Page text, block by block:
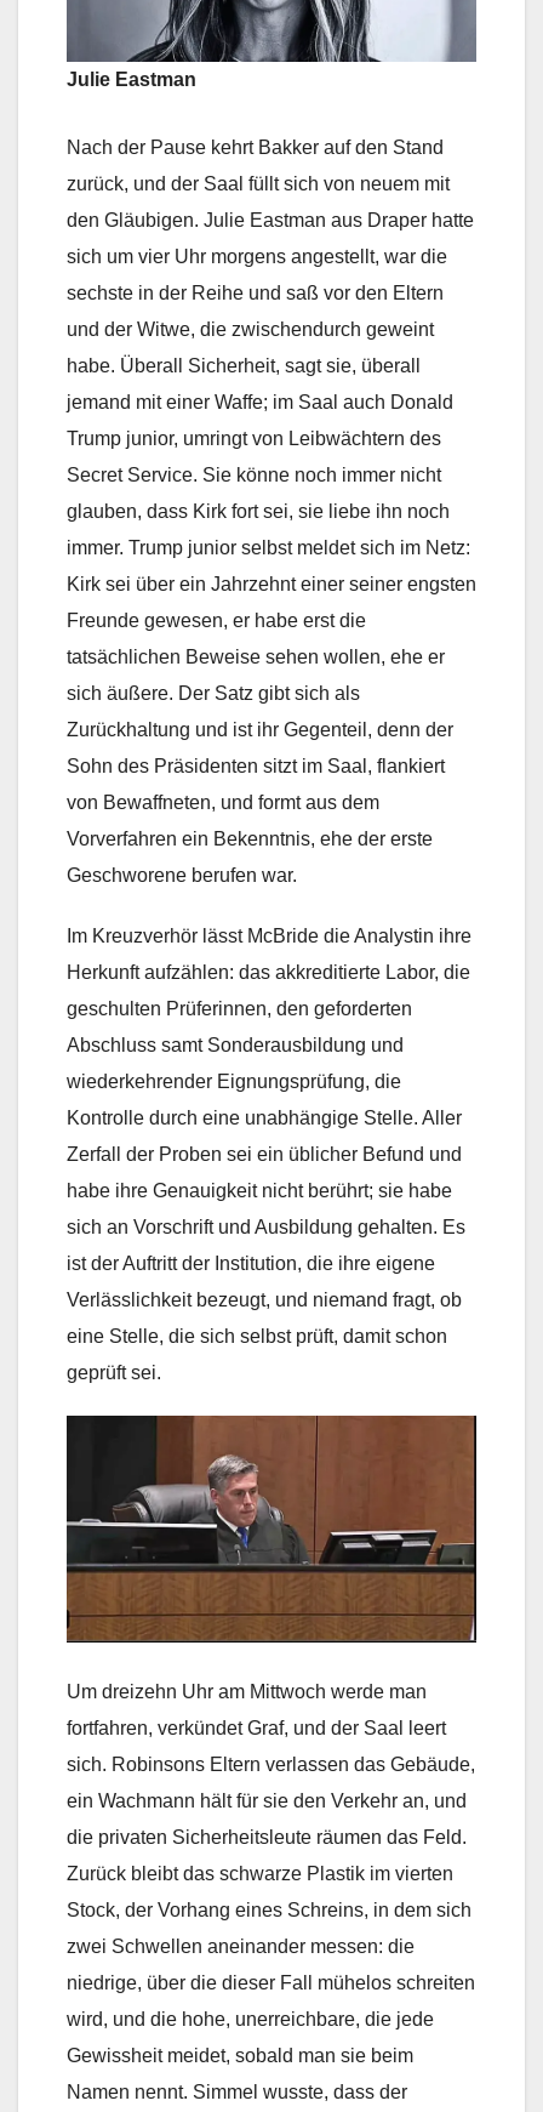
Julie Eastman
Nach der Pause kehrt Bakker auf den Stand
zurück, und der Saal füllt sich von neuem mit
den Gläubigen. Julie Eastman aus Draper hatte
sich um vier Uhr morgens angestellt, war die
sechste in der Reihe und saß vor den Eltern
und der Witwe, die zwischendurch geweint
habe. Überall Sicherheit, sagt sie, überall
jemand mit einer Waffe; im Saal auch Donald
Trump junior, umringt von Leibwächtern des
Secret Service. Sie könne noch immer nicht
glauben, dass Kirk fort sei, sie liebe ihn noch
immer. Trump junior selbst meldet sich im Netz:
Kirk sei über ein Jahrzehnt einer seiner engsten
Freunde gewesen, er habe erst die
tatsächlichen Beweise sehen wollen, ehe er
sich äußere. Der Satz gibt sich als
Zurückhaltung und ist ihr Gegenteil, denn der
Sohn des Präsidenten sitzt im Saal, flankiert
von Bewaffneten, und formt aus dem
Vorverfahren ein Bekenntnis, ehe der erste
Geschworene berufen war.
Im Kreuzverhör lässt McBride die Analystin ihre
Herkunft aufzählen: das akkreditierte Labor, die
geschulten Prüferinnen, den geforderten
Abschluss samt Sonderausbildung und
wiederkehrender Eignungsprüfung, die
Kontrolle durch eine unabhängige Stelle. Aller
Zerfall der Proben sei ein üblicher Befund und
habe ihre Genauigkeit nicht berührt; sie habe
sich an Vorschrift und Ausbildung gehalten. Es
ist der Auftritt der Institution, die ihre eigene
Verlässlichkeit bezeugt, und niemand fragt, ob
eine Stelle, die sich selbst prüft, damit schon
geprüft sei.
Um dreizehn Uhr am Mittwoch werde man
fortfahren, verkündet Graf, und der Saal leert
sich. Robinsons Eltern verlassen das Gebäude,
ein Wachmann hält für sie den Verkehr an, und
die privaten Sicherheitsleute räumen das Feld.
Zurück bleibt das schwarze Plastik im vierten
Stock, der Vorhang eines Schreins, in dem sich
zwei Schwellen aneinander messen: die
niedrige, über die dieser Fall mühelos schreiten
wird, und die hohe, unerreichbare, die jede
Gewissheit meidet, sobald man sie beim
Namen nennt. Simmel wusste, dass der